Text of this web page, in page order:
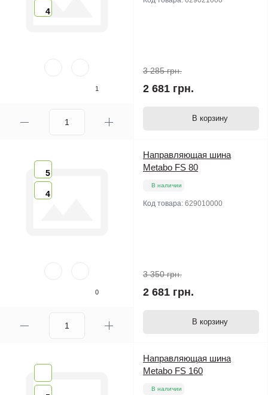
4
1
3 285 грн.
2 681 грн.
В корзину
5
4
0
Направляющая шина
Metabo FS 80
В наличии
Код товара: 629010000
3 350 грн.
2 681 грн.
В корзину
Направляющая шина
Metabo FS 160
В наличии